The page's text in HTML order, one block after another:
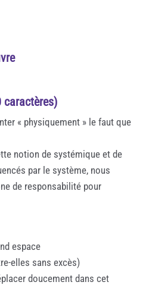
caractères)
« physiquement » le faut que
notion de systémique et de
par le système, nous
de responsabilité pour
espace
elles sans excès)
doucement dans cet